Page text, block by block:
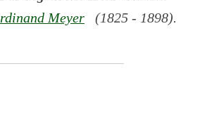
Meyer (1825 - 1898).